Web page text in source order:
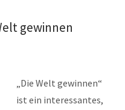
gewinnen
„Die Welt gewinnen“
ist ein interessantes,